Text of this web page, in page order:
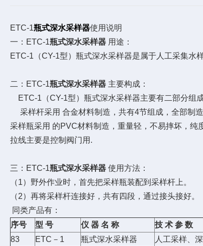
ETC-1瓶式深水采样器使用说明
一：ETC-1瓶式深水采样器 用途：
ETC-1（CY-1型）瓶式深水采样器是属于人工采集水
二：ETC-1瓶式深水采样器 主要构成：
ETC-1（CY-1型）瓶式深水采样器主要有二部分组
采样杆采用 合金材料制造，共有4节组成，全部制
采样瓶采用 的PVC材料制造，重量轻，不易摔坏，纯
拉线主要是控制阀门用.
三：ETC-1瓶式深水采样器 使用方法：
（1）野外作业时，首先把采样瓶装配到采样杆上。
（2）再将采样杆连接好，共有四段，通过接头接好。
同类产品有：
序号
型 号 仪 器 名 称 技 术 参 数
83
ETC－1 瓶式深水采样器 人工采样、